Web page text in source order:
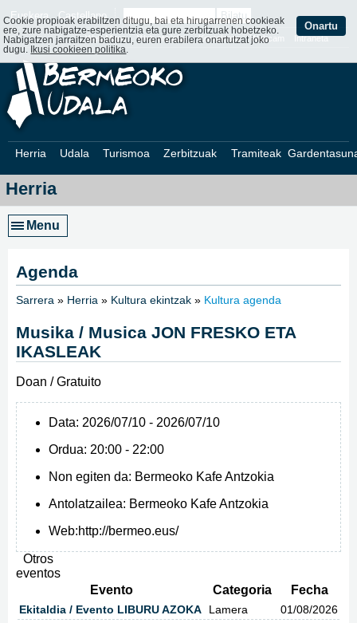
Euskera Castellano
Web Mapa Web ofizialak Kontaktatu Webcam Intraneta
Herria Udala Turismoa Zerbitzuak Tramiteak
Herria
Menu
Agenda
Sarrera » Herria » Kultura ekintzak » Kultura agenda
Musika / Musica JON FRESKO ETA
IKASLEAK
Doan / Gratuito
Data: 2026/07/10 - 2026/07/10
Ordua: 20:00 - 22:00
Non egiten da: Bermeoko Kafe Antzokia
Antolatzailea: Bermeoko Kafe Antzokia
Web:http://bermeo.eus/
Otros
eventos
Evento
Categoria Fecha
Ekitaldia / Evento LIBURU AZOKA Lamera
01/08/2026
Onartu
Cookie propioak erabiltzen ditugu, bai eta hirugarrenen cookieak
ere, zure nabigatze-esperientzia eta gure zerbitzuak hobetzeko.
Nabigatzen jarraitzen baduzu, euren erabilera onartutzat joko
dugu.
Ikusi cookieen politika